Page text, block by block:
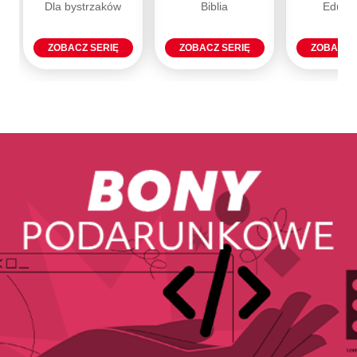
Dla bystrzaków
ZOBACZ SERIĘ
Biblia
ZOBACZ SERIĘ ZOBACZ